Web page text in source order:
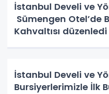
İstanbul Develi ve
Sümengen Otel’de
Kahvaltısı düzenledi
İstanbul Develi ve
Bursiyerlerimizle İlk